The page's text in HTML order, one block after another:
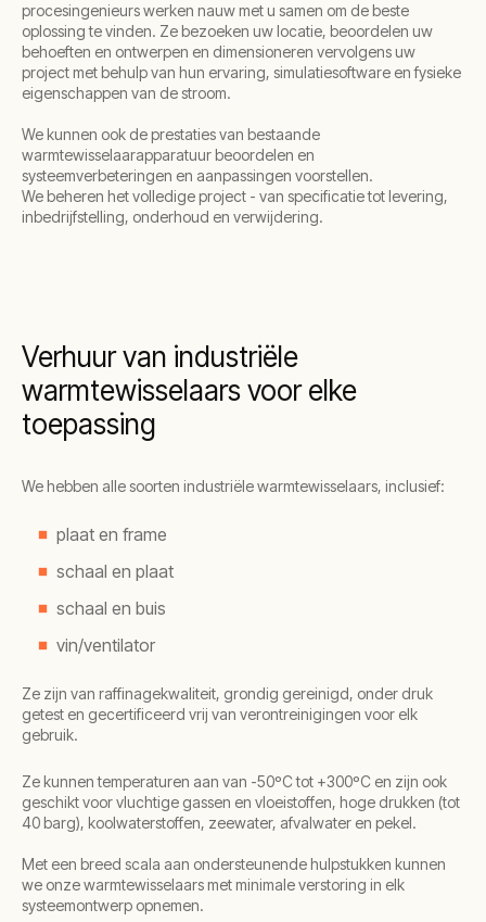
procesingenieurs werken nauw met u samen om de beste
oplossing te vinden. Ze bezoeken uw locatie, beoordelen uw
behoeften en ontwerpen en dimensioneren vervolgens uw
project met behulp van hun ervaring, simulatiesoftware en fysieke
eigenschappen van de stroom.
We kunnen ook de prestaties van bestaande
warmtewisselaarapparatuur beoordelen en
systeemverbeteringen en aanpassingen voorstellen.
We beheren het volledige project - van specificatie tot levering,
inbedrijfstelling, onderhoud en verwijdering.
Verhuur van industriële
warmtewisselaars voor elke
toepassing
We hebben alle soorten industriële warmtewisselaars, inclusief:
plaat en frame
schaal en plaat
schaal en buis
vin/ventilator
Ze zijn van raffinagekwaliteit, grondig gereinigd, onder druk
getest en gecertificeerd vrij van verontreinigingen voor elk
gebruik.
Ze kunnen temperaturen aan van -50ºC tot +300ºC en zijn ook
geschikt voor vluchtige gassen en vloeistoffen, hoge drukken (tot
40 barg), koolwaterstoffen, zeewater, afvalwater en pekel.
Met een breed scala aan ondersteunende hulpstukken kunnen
we onze warmtewisselaars met minimale verstoring in elk
systeemontwerp opnemen.